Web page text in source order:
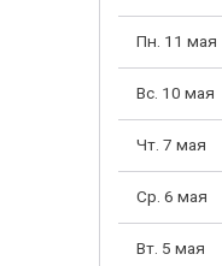
Пн. 11 мая
Вс. 10 мая
Чт. 7 мая
Ср. 6 мая
Вт. 5 мая